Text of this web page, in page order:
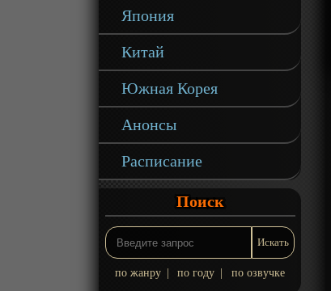
Япония
Китай
Южная Корея
Анонсы
Расписание
Поиск
по жанру по году по озвучке